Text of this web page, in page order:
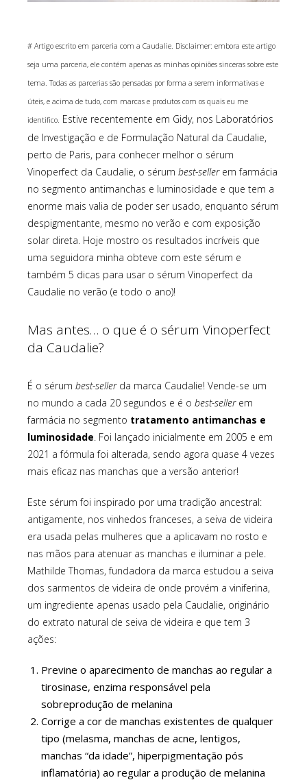
# Artigo escrito em parceria com a Caudalie. Disclaimer: embora este artigo
seja uma parceria, ele contém apenas as minhas opiniões sinceras sobre este
tema. Todas as parcerias são pensadas por forma a serem informativas e
úteis, e acima de tudo, com marcas e produtos com os quais eu me
identifico. Estive recentemente em Gidy, nos Laboratórios
de Investigação e de Formulação Natural da Caudalie,
perto de Paris, para conhecer melhor o sérum
Vinoperfect da Caudalie, o sérum best-sellerem farmácia
no segmento antimanchas e luminosidade e que tem a
enorme mais valia de poder ser usado, enquanto sérum
despigmentante, mesmo no verão e com exposição
solar direta. Hoje mostro os resultados incríveis que
uma seguidora minha obteve com este sérum e
também 5 dicas para usar o sérum Vinoperfect da
Caudalie no verão (e todo o ano)!
Mas antes… o que é o sérum Vinoperfect
da Caudalie?
É o sérum best-sellerda marca Caudalie! Vende-se um
no mundo a cada 20 segundos e é o best-sellerem
farmácia no segmento tratamento antimanchas e
luminosidade . Foi lançado inicialmente em 2005 e em
2021 a fórmula foi alterada, sendo agora quase 4 vezes
mais eficaz nas manchas que a versão anterior!
Este sérum foi inspirado por uma tradição ancestral:
antigamente, nos vinhedos franceses, a seiva de videira
era usada pelas mulheres que a aplicavam no rosto e
nas mãos para atenuar as manchas e iluminar a pele.
Mathilde Thomas, fundadora da marca estudou a seiva
dos sarmentos de videira de onde provém a viniferina,
um ingrediente apenas usado pela Caudalie, originário
do extrato natural de seiva de videira e que tem 3
ações:
Previne o aparecimento de manchas ao regular a
tirosinase, enzima responsável pela
sobreprodução de melanina
Corrige a cor de manchas existentes de qualquer
tipo (melasma, manchas de acne, lentigos,
manchas “da idade”, hiperpigmentação pós
inflamatória) ao regular a produção de melanina